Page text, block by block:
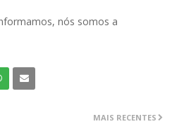
nós somos a
MAIS RECENTES